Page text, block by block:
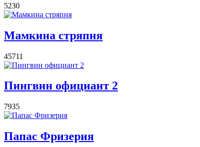
5230
Мамкина стряпня
45711
Пингвин официант 2
7935
Папас Фризерия